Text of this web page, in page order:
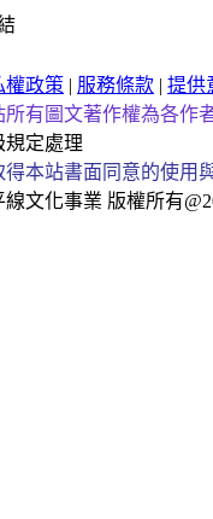
權政策 | 服務條款 | 提供
所有圖文著作權為各作
規定處理
得本站書面同意的使用
線文化事業 版權所有